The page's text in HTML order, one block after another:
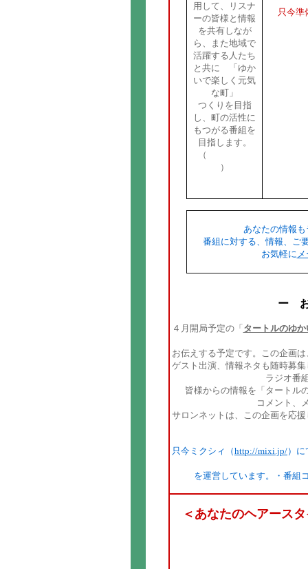
用して、リスナ
ーの皆様と情報
を共有しなが
ら、また地域で
活躍する人たち
と共に 「ゆか
いで楽しく元気
な町」
つくりを目指
し、町の活性に
もつがる番組を
目指します。
（
）
只今準
あなたの情報
番組に対する、情報、ご
お気軽に
ー
４月開局予定の「 タートルのゆ
お伝えする予定です。この企画
ゲスト出演、情報ネタも随時募
ラジオ番
皆様からの情報を「タートル
コメント、
サロンネットは、この企画を応
只今ミクシィ（http://mixi.jp/）
を運営しています。・番組
＜あなたのヘアース